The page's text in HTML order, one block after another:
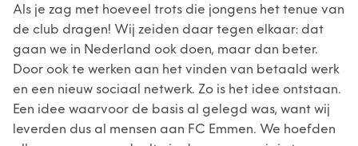
Als je zag met hoeveel trots die jongens het tenue van
de club dragen! Wij zeiden daar tegen elkaar: dat
gaan we in Nederland ook doen, maar dan beter.
Door ook te werken aan het vinden van betaald werk
en een nieuw sociaal netwerk. Zo is het idee ontstaan.
Een idee waarvoor de basis al gelegd was, want wij
leverden dus al mensen aan FC Emmen. We hoefden